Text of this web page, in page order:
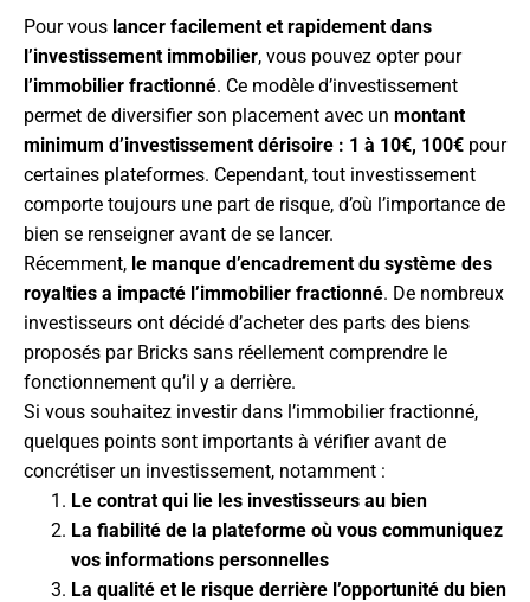
Pour vous lancer facilement et rapidement dans
l’investissement immobilier, vous pouvez opter pour
l’immobilier fractionné. Ce modèle d’investissement
permet de diversifier son placement avec un montant
minimum d’investissement dérisoire : 1 à 10€, 100€ pour
certaines plateformes. Cependant, tout investissement
comporte toujours une part de risque, d’où l’importance de
bien se renseigner avant de se lancer.
Récemment, le manque d’encadrement du système des
royalties a impacté l’immobilier fractionné. De nombreux
investisseurs ont décidé d’acheter des parts des biens
proposés par Bricks sans réellement comprendre le
fonctionnement qu’il y a derrière.
Si vous souhaitez investir dans l’immobilier fractionné,
quelques points sont importants à vérifier avant de
concrétiser un investissement, notamment :
Le contrat qui lie les investisseurs au bien
La fiabilité de la plateforme où vous communiquez
vos informations personnelles
La qualité et le risque derrière l’opportunité du bien